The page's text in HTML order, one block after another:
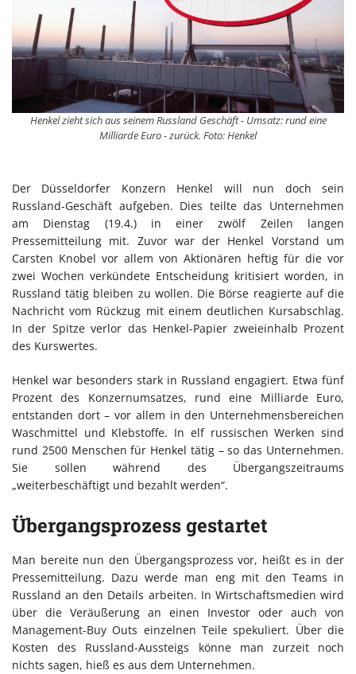
Henkel zieht sich aus seinem Russland Geschäft - Umsatz: rund eine
Milliarde Euro - zurück. Foto: Henkel
Der Düsseldorfer Konzern Henkel will nun doch sein
Russland-Geschäft aufgeben. Dies teilte das Unternehmen
am Dienstag (19.4.) in einer zwölf Zeilen langen
Pressemitteilung mit. Zuvor war der Henkel Vorstand um
Carsten Knobel vor allem von Aktionären heftig für die vor
zwei Wochen verkündete Entscheidung kritisiert worden, in
Russland tätig bleiben zu wollen. Die Börse reagierte auf die
Nachricht vom Rückzug mit einem deutlichen Kursabschlag.
In der Spitze verlor das Henkel-Papier zweieinhalb Prozent
des Kurswertes.
Henkel war besonders stark in Russland engagiert. Etwa fünf
Prozent des Konzernumsatzes, rund eine Milliarde Euro,
entstanden dort – vor allem in den Unternehmensbereichen
Waschmittel und Klebstoffe. In elf russischen Werken sind
rund 2500 Menschen für Henkel tätig – so das Unternehmen.
Sie sollen während des Übergangszeitraums
„weiterbeschäftigt und bezahlt werden“.
Übergangsprozess gestartet
Man bereite nun den Übergangsprozess vor, heißt es in der
Pressemitteilung. Dazu werde man eng mit den Teams in
Russland an den Details arbeiten. In Wirtschaftsmedien wird
über die Veräußerung an einen Investor oder auch von
Management-Buy Outs einzelnen Teile spekuliert. Über die
Kosten des Russland-Aussteigs könne man zurzeit noch
nichts sagen, hieß es aus dem Unternehmen.